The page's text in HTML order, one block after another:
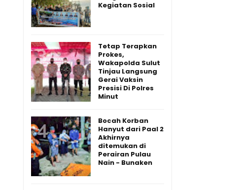
Kegiatan Sosial
Tetap Terapkan
Prokes,
Wakapolda Sulut
Tinjau Langsung
Gerai Vaksin
Presisi Di Polres
Minut
Bocah Korban
Hanyut dari Paal 2
Akhirnya
ditemukan di
Perairan Pulau
Nain - Bunaken